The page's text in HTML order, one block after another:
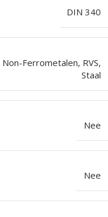
DIN 340
Non-Ferrometalen, RVS,
Staal
Nee
Nee